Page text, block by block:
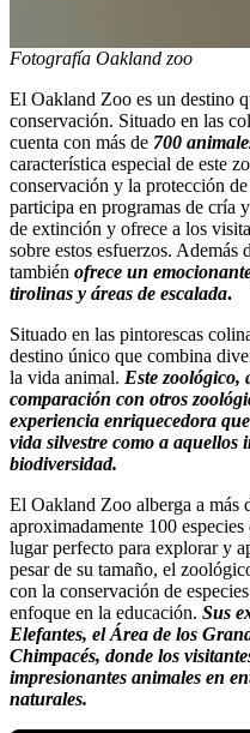
Fotografía Oakland zoo
El Oakland Zoo es un destino
conservación. Situado en las
cuenta con más de 700
característica especial de este
conservación y la protección
participa en programas de cría
de extinción y ofrece a los
sobre estos esfuerzos.
también ofrece un
tirolinas y áreas de escalada.
Situado en las pintorescas
destino único que combina
la vida animal. Este zoológico,
comparación con otros
experiencia enriquecedora
vida silvestre como a aquellos
biodiversidad.
El Oakland Zoo alberga a más
aproximadamente 100
lugar perfecto para explorar y
pesar de su tamaño, el
con la conservación de
enfoque en la educación. Sus
Elefantes, el Área de los
Chimpacés, donde los
impresionantes animales en
naturales.